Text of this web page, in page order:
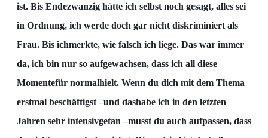
ist. Bis Endezwanzig hätte ich selbst noch gesagt, alles sei
in Ordnung, ich werde doch gar nicht diskriminiert als
Frau. Bis ichmerkte, wie falsch ich liege. Das war immer
da, ich bin nur so aufgewachsen, dass ich all diese
Momentefür normalhielt. Wenn du dich mit dem Thema
erstmal beschäftigst–und dashabe ich in den letzten
Jahren sehr intensivgetan–musst du auch aufpassen, dass